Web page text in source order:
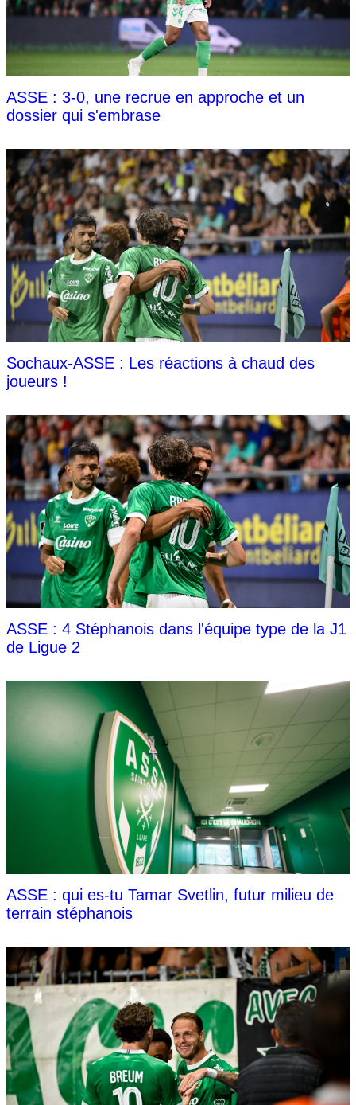
ASSE : 3-0, une recrue en approche et un
dossier qui s'embrase
Sochaux-ASSE : Les réactions à chaud des
joueurs !
ASSE : 4 Stéphanois dans l'équipe type de la J1
de Ligue 2
ASSE : qui es-tu Tamar Svetlin, futur milieu de
terrain stéphanois